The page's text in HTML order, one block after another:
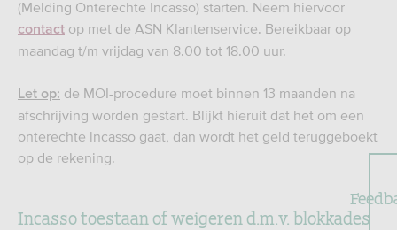
(Melding Onterechte Incasso) starten. Neem hiervoor
contact op met de ASN Klantenservice. Bereikbaar op
maandag t/m vrijdag van 8.00 tot 18.00 uur.
Let op: de MOI-procedure moet binnen 13 maanden na
afschrijving worden gestart. Blijkt hieruit dat het om een
onterechte incasso gaat, dan wordt het geld teruggeboekt
op de rekening.
Incasso toestaan of weigeren d.m.v. blokkades